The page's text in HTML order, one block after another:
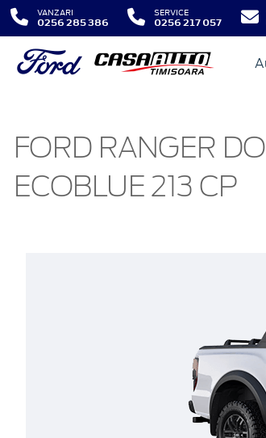
VANZARI
0256 285 386
SERVICE
0256 217 057
FORD RANGER
ECOBLUE 213 CP